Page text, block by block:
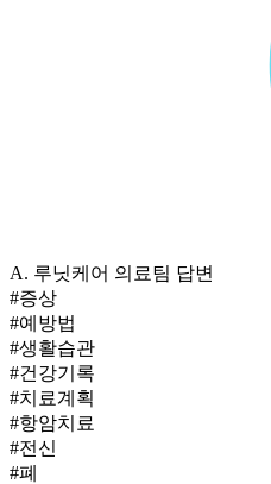
A. 루닛케어 의료팀 답변
#증상
#예방법
#생활습관
#건강기록
#치료계획
#항암치료
#전신
#폐